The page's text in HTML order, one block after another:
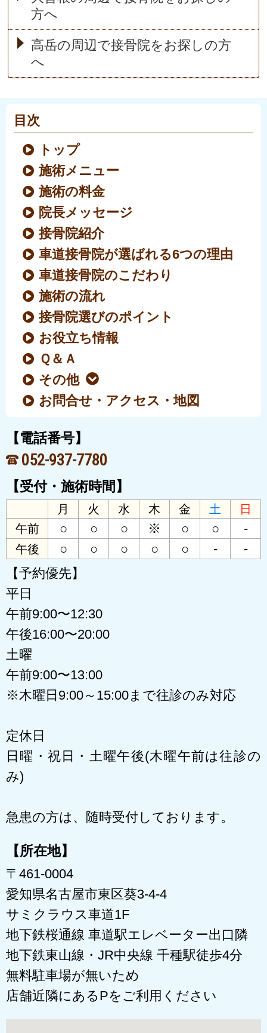
方へ
高岳の周辺で接骨院をお探しの方
へ
目次
トップ
施術メニュー
施術の料金
院長メッセージ
接骨院紹介
車道接骨院が選ばれる6つの理由
車道接骨院のこだわり
施術の流れ
接骨院選びのポイント
お役立ち情報
Ｑ＆Ａ
その他
お問合せ・アクセス・地図
【電話番号】
052-937-7780
【受付・施術時間】
月 火 水 木 金 土
日
午前
○ ○ ○ ※ ○ ○ -
午後 ○ ○ ○ ○ ○ -
-
【予約優先】
平日
午前9:00〜12:30
午後16:00〜20:00
土曜
午前9:00〜13:00
※木曜日9:00～15:00まで往診のみ対応
定休日
日曜・祝日・土曜午後(木曜午前は往診の
み)
急患の方は、随時受付しております。
【所在地】
〒461-0004
愛知県名古屋市東区葵3-4-4
サミクラウス車道1F
地下鉄桜通線 車道駅エレベーター出口隣
地下鉄東山線・JR中央線 千種駅徒歩4分
無料駐車場が無いため
店舗近隣にあるPをご利用ください